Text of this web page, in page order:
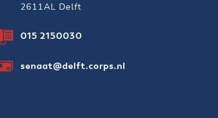
2611AL Delft
015 2150030
senaat@delft.corps.nl